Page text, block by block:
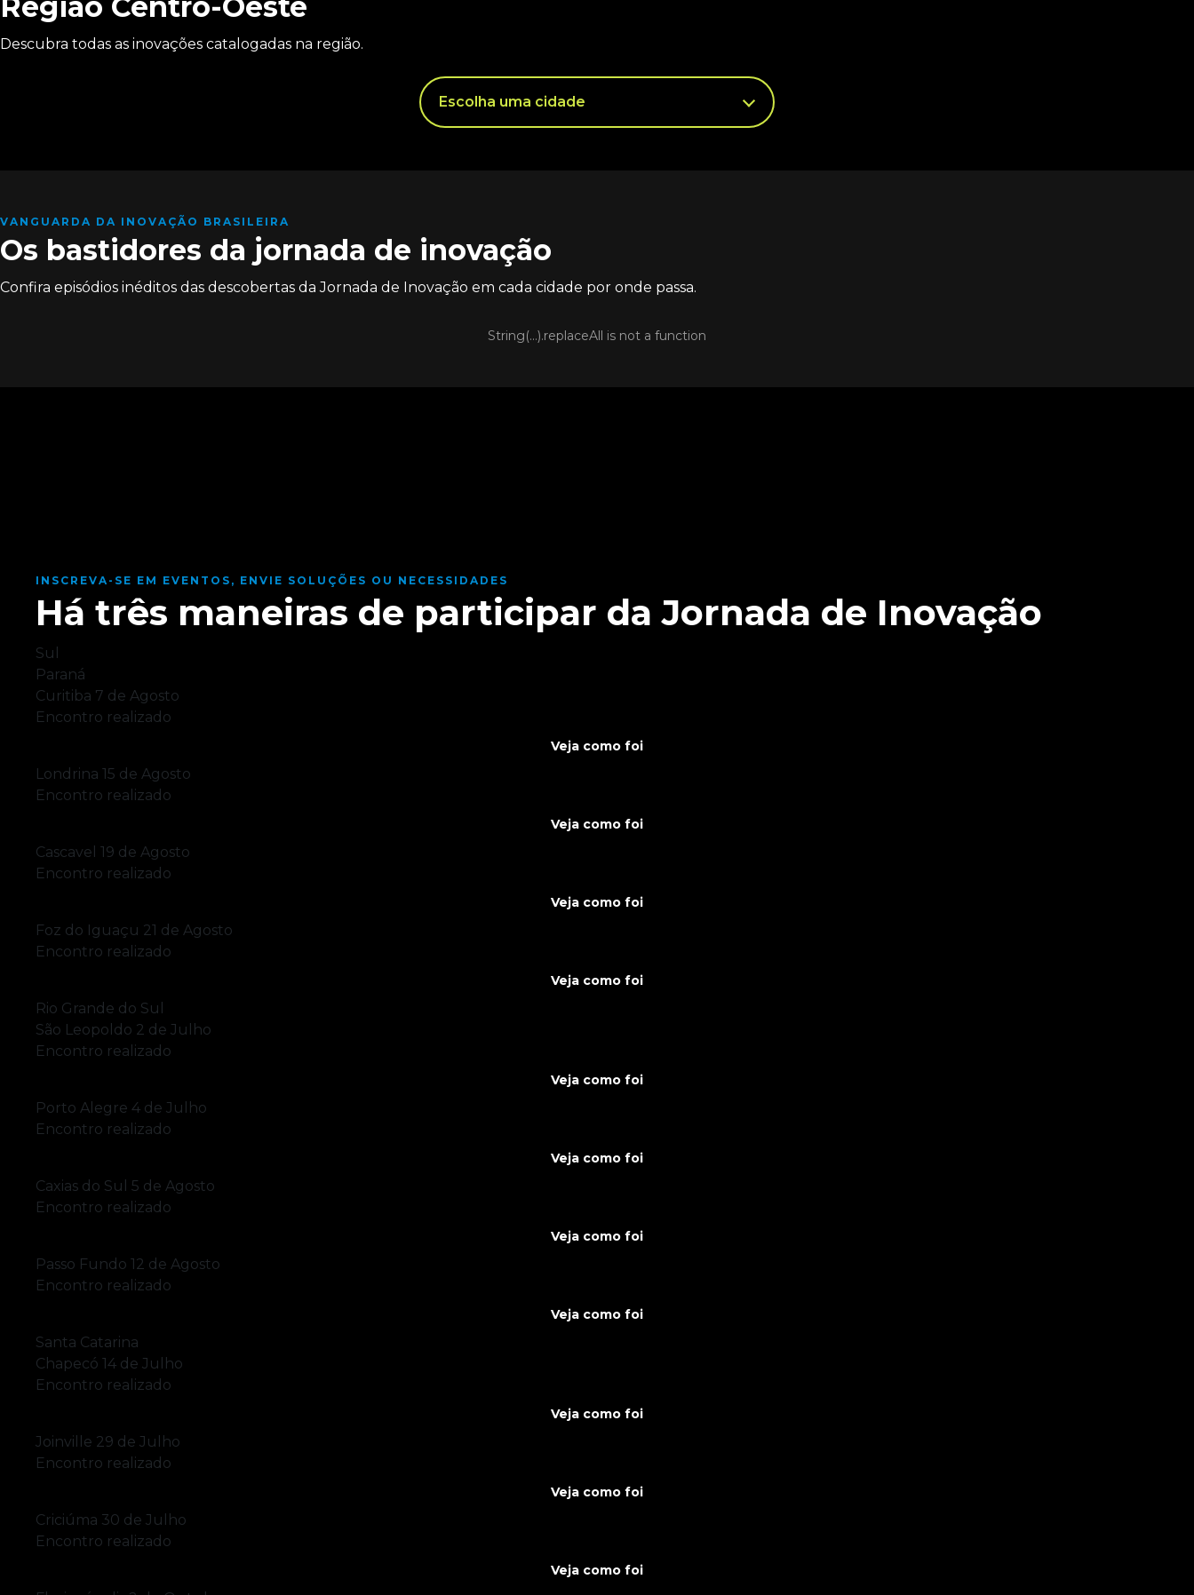
Os principais desafios e tecnologias sustentáveis
Conheça os resultados da região, os principais destaques, aprendizados e impactos gerados ao longo da etapa regional.
Resultados obtidos
Descubra todas as inovações catalogadas na região.
VANGUARDA DA INOVAÇÃO BRASILEIRA
Os bastidores da jornada de inovação
Confira episódios inéditos das descobertas da Jornada de Inovação em cada cidade por onde passa.
String(...).replaceAll is not a function
INSCREVA-SE EM EVENTOS, ENVIE SOLUÇÕES OU NECESSIDADES
Há três maneiras de participar da Jornada de Inovação
Sul
Paraná
Curitiba 7 de Agosto
Encontro realizado
Veja como foi
Londrina 15 de Agosto
Encontro realizado
Veja como foi
Cascavel 19 de Agosto
Encontro realizado
Veja como foi
Foz do Iguaçu 21 de Agosto
Encontro realizado
Veja como foi
Rio Grande do Sul
São Leopoldo 2 de Julho
Encontro realizado
Veja como foi
Porto Alegre 4 de Julho
Encontro realizado
Veja como foi
Caxias do Sul 5 de Agosto
Encontro realizado
Veja como foi
Passo Fundo 12 de Agosto
Encontro realizado
Veja como foi
Santa Catarina
Chapecó 14 de Julho
Encontro realizado
Veja como foi
Joinville 29 de Julho
Encontro realizado
Veja como foi
Criciúma 30 de Julho
Encontro realizado
Veja como foi